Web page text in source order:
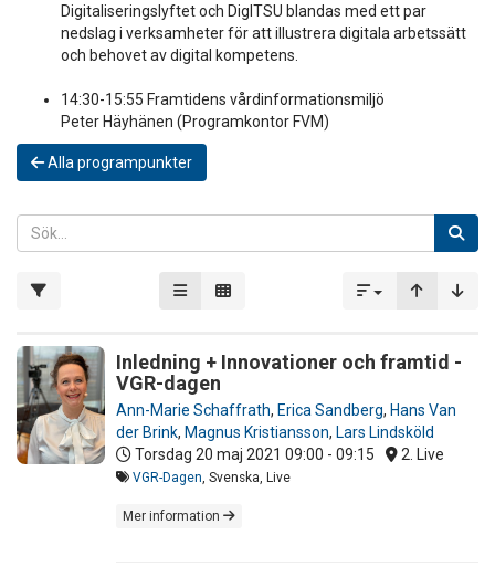
Digitaliseringslyftet och DigITSU blandas med ett par
nedslag i verksamheter för att illustrera digitala arbetssätt
och behovet av digital kompetens.
14:30-15:55 Framtidens vårdinformationsmiljö
Peter Häyhänen (Programkontor FVM)
Alla programpunkter
Inledning + Innovationer och framtid -
VGR-dagen
Ann-Marie Schaffrath, Erica Sandberg, Hans Van
der Brink, Magnus Kristiansson, Lars Lindsköld
Torsdag 20 maj 2021 09:00 - 09:15 2. Live
VGR-Dagen, Svenska, Live
Mer information